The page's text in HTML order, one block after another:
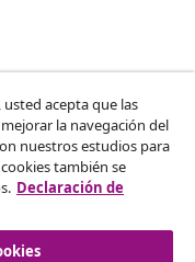
usted acepta que las
la navegación del
nuestros estudios para
también se
Declaración de